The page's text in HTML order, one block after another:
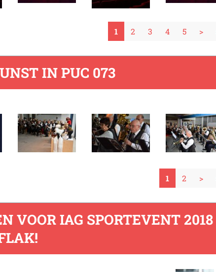
1 2 3 4 5 >
IN PUC 073
1 2 >
VOOR IAG SPORTEVENT 2018